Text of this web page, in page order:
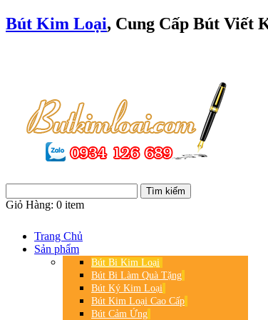
Bút Kim Loại, Cung Cấp Bút Viết
Giỏ Hàng: 0 item
Trang Chủ
Sản phẩm
Bút Bi Kim Loại
Bút Bi Làm Quà Tặng
Bút Ký Kim Loại
Bút Kim Loại Cao Cấp
Bút Cảm Ứng